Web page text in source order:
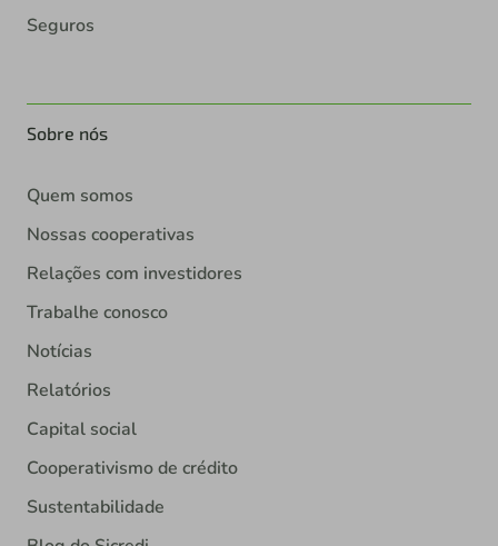
Seguros
Sobre nós
Quem somos
Nossas cooperativas
Relações com investidores
Trabalhe conosco
Notícias
Relatórios
Capital social
Cooperativismo de crédito
Sustentabilidade